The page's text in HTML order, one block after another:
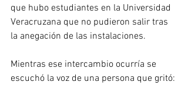
que hubo estudiantes en la Universidad
Veracruzana que no pudieron salir tras
la anegación de las instalaciones.
Mientras ese intercambio ocurría se
escuchó la voz de una persona que gritó: